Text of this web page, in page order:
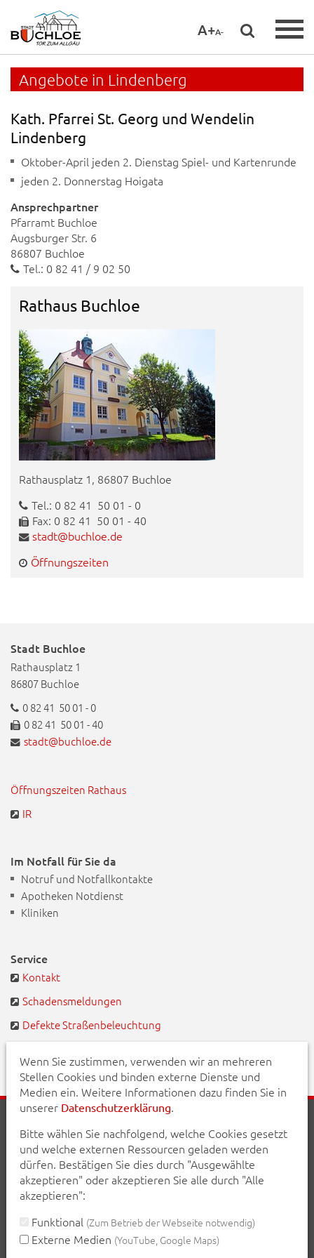
A+A-
Angebote in Lindenberg
Kath. Pfarrei St. Georg und Wendelin
Lindenberg
Oktober-April jeden 2. Dienstag Spiel- und Kartenrunde
jeden 2. Donnerstag Hoigata
Ansprechpartner
Pfarramt Buchloe
Augsburger Str. 6
86807 Buchloe
Tel.: 0 82 41 / 9 02 50
Rathaus Buchloe
Rathausplatz 1, 86807 Buchloe
Tel.: 0 82 41 50 01 - 0
Fax: 0 82 41 50 01 - 40
stadt@buchloe.de
Öffnungszeiten
Stadt Buchloe
Rathausplatz 1
86807 Buchloe
0 82 41 50 01 - 0
0 82 41 50 01 - 40
stadt@buchloe.de
Öffnungszeiten Rathaus
IR
Im Notfall für Sie da
Notruf und Notfallkontakte
Apotheken Notdienst
Kliniken
Service
Kontakt
Schadensmeldungen
Defekte Straßenbeleuchtung
Inhalt
Erklärung zur Barrierefreiheit
Datenschutzerklärung
Impressum
Teilen Sie diese Seite mit Ihren Bekannten:
Seite drucken
Wenn Sie zustimmen, verwenden wir an mehreren
Stellen Cookies und binden externe Dienste und
Medien ein. Weitere Informationen dazu finden Sie in
unserer Datenschutzerklärung.
Bitte wählen Sie nachfolgend, welche Cookies gesetzt
und welche externen Ressourcen geladen werden
dürfen. Bestätigen Sie dies durch "Ausgewählte
akzeptieren" oder akzeptieren Sie alle durch "Alle
akzeptieren":
Funktional (Zum Betrieb der Webseite notwendig)
Externe Medien (YouTube, Google Maps)